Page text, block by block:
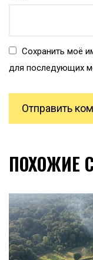
Сохранить моё
для последующих
ПОХОЖИЕ